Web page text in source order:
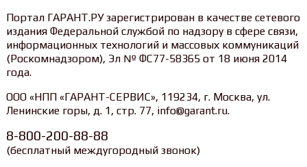
Портал ГАРАНТ.РУ зарегистрирован в качестве сетевого
издания Федеральной службой по надзору в сфере связи,
информационных технологий и массовых коммуникаций
(Роскомнадзором), Эл № ФС77-58365 от 18 июня 2014
года.
ООО «НПП «ГАРАНТ-СЕРВИС», 119234, г. Москва, ул.
Ленинские горы, д. 1, стр. 77, info@garant.ru.
8-800-200-88-88
(бесплатный междугородный звонок)